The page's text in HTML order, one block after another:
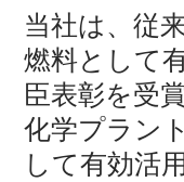
当社は、従
燃料として
臣表彰を受
化学プラン
して有効活